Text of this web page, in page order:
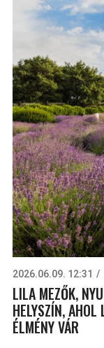
2026.06.09. 12:31
LILA MEZŐK,
HELYSZÍN, AHOL
ÉLMÉNY VÁR